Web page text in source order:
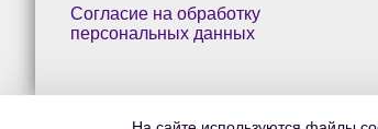
Согласие на обработку
персональных данных